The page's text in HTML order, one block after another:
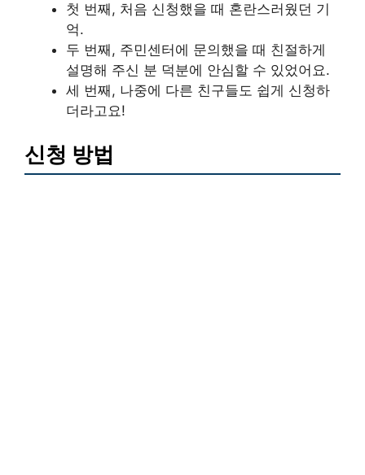
첫 번째, 처음 신청했을 때 혼란스러웠던 기
억.
두 번째, 주민센터에 문의했을 때 친절하게
설명해 주신 분 덕분에 안심할 수 있었어요.
세 번째, 나중에 다른 친구들도 쉽게 신청하
더라고요!
신청 방법